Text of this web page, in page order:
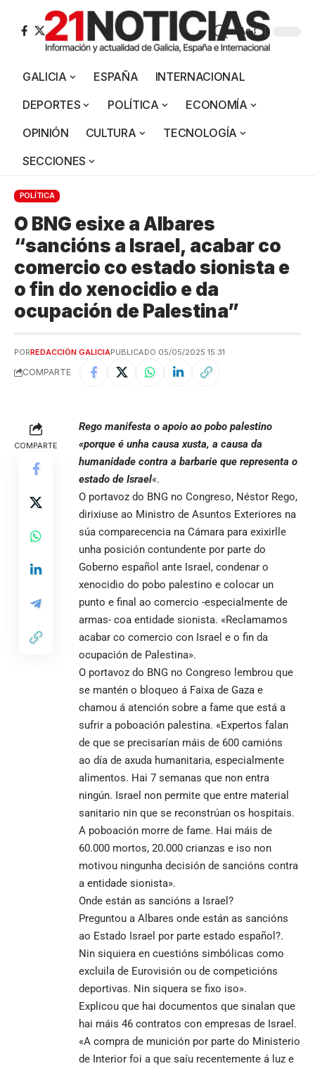
Aa
GALICIA ESPAÑA
INTERNACIONAL
DEPORTES
POLÍTICA
ECONOMÍA
OPINIÓN
CULTURA
TECNOLOGÍA
SECCIONES
POLÍTICA
O BNG esixe a Albares
“sancións a Israel, acabar co
comercio co estado sionista e
o fin do xenocidio e da
ocupación de Palestina”
PORREDACCIÓN GALICIAPUBLICADO 05/05/2025 15:31
COMPARTE
COMPARTE
Rego manifesta o apoio ao pobo palestino
«porque é unha causa xusta, a causa da
humanidade contra a barbarie que representa o
estado de Israel«.
O portavoz do BNG no Congreso, Néstor Rego,
dirixiuse ao Ministro de Asuntos Exteriores na
súa comparecencia na Cámara para exixirlle
unha posición contundente por parte do
Goberno español ante Israel, condenar o
xenocidio do pobo palestino e colocar un
punto e final ao comercio -especialmente de
armas- coa entidade sionista. «Reclamamos
acabar co comercio con Israel e o fin da
ocupación de Palestina».
O portavoz do BNG no Congreso lembrou que
se mantén o bloqueo á Faixa de Gaza e
chamou á atención sobre a fame que está a
sufrir a poboación palestina. «Expertos falan
de que se precisarían máis de 600 camións
ao día de axuda humanitaria, especialmente
alimentos. Hai 7 semanas que non entra
ningún. Israel non permite que entre material
sanitario nin que se reconstrúan os hospitais.
A poboación morre de fame. Hai máis de
60.000 mortos, 20.000 crianzas e iso non
motivou ningunha decisión de sancións contra
a entidade sionista».
Onde están as sancións a Israel?
Preguntou a Albares onde están as sancións
ao Estado Israel por parte estado español?.
Nin siquiera en cuestións simbólicas como
excluila de Eurovisión ou de competicións
deportivas. Nin siquera se fixo iso».
Explicou que hai documentos que sinalan que
hai máis 46 contratos con empresas de Israel.
«A compra de munición por parte do Ministerio
de Interior foi a que saíu recentemente á luz e